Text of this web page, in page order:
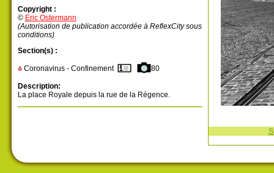
Copyright :
© Eric Ostermann
(Autorisation de publication accordée à ReflexCity sous
conditions)
Section(s) :
Coronavirus - Confinement 80
Description:
La place Royale depuis la rue de la Régence.